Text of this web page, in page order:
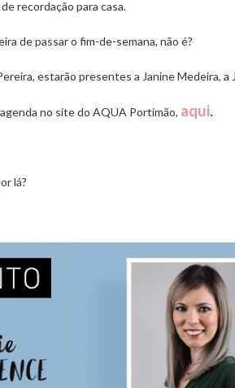
recordação para casa.
de passar o fim-de-semana, não é?
estarão presentes a Janine Medeira,
no site do AQUA Portimão, aqui.
lá?